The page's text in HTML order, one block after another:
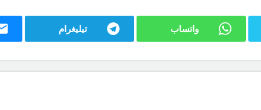
واتساب تيليغرام